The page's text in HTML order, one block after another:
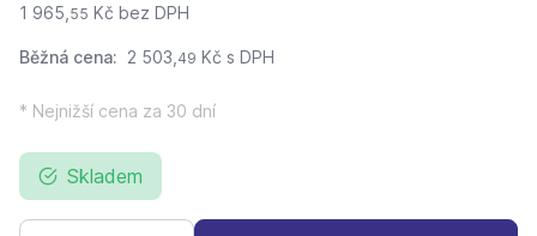
1 965, 55 Kč bez DPH
Běžná cena: 2 503, 49 Kč s DPH
* Nejnižší cena za 30 dní
Skladem